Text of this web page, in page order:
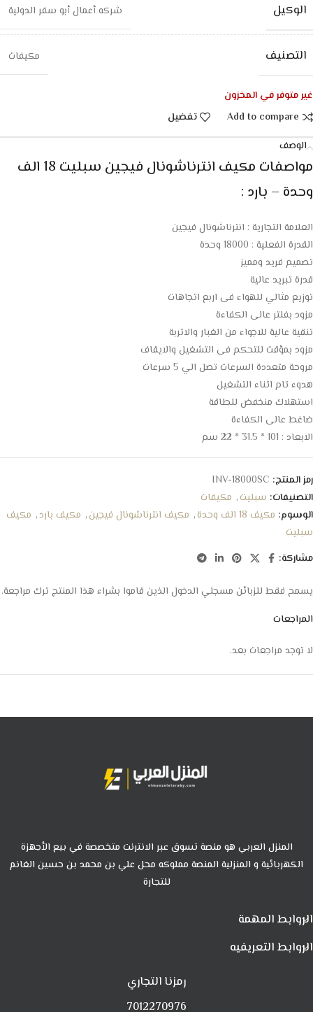
الوكيل شركه أعمال أبو سفر الدولية
التصنيف مكيفات
غير متوفر في المخزون
Add to compare
تفضيل
الوصف
مواصفات مكيف انترناشونال فيجين سبليت 18 الف
وحدة – بارد :
العلامة التجارية : انترناشونال فيجين
القدرة الفعلية : 18000 وحدة
تصميم فريد ومميز
قدرة تبريد عالية
توزيع مثالي للهواء فى اربع اتجاهات
مزود بفلتر عالى الكفاءة
تنقية عالية للاجواء من الغبار والاتربة
مزود بمؤقت للتحكم فى التشغيل والايقاف
مروحة متعددة السرعات تصل الي 5 سرعات
هدوء تام اثناء التشغيل
استهلاك منخفض للطاقة
ضاغط عالى الكفاءة
الابعاد : 101 * 31.5 * 22 سم
رمز المنتج: INV-18000SC
التصنيفات: سبليت, مكيفات
الوسوم: مكيف 18 الف وحدة , مكيف انترناشونال فيجين, مكيف بارد, مكيف
سبليت
مشاركة:
المراجعات
لا توجد مراجعات بعد.
يسمح فقط للزبائن مسجلي الدخول الذين قاموا بشراء هذا المنتج ترك مراجعة.
المنزل العربي هو منصة تسوق عبر الانترنت متخصصة في بيع الأجهزة
الكهربائية و المنزلية المنصة مملوكه محل علي بن محمد بن حسين الغانم
للتجارة
الروابط المهمة
الروابط التعريفيه
رمزنا التجاري
7012270976